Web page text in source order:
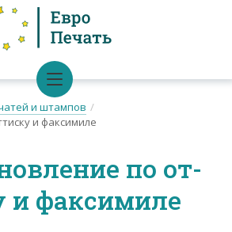
и штампов /
и факсимиле
по от­
и фак­си­ми­ле